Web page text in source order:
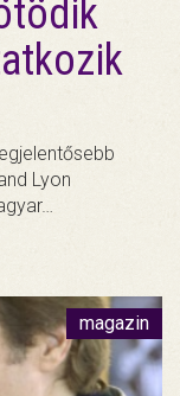
Lyon
magazin